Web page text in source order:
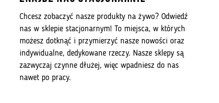
Chcesz zobaczyć nasze produkty na żywo? Odwiedź
nas w sklepie stacjonarnym! To miejsca, w których
możesz dotknąć i przymierzyć nasze nowości oraz
indywidualne, dedykowane rzeczy. Nasze sklepy są
zazwyczaj czynne dłużej, więc wpadniesz do nas
nawet po pracy.